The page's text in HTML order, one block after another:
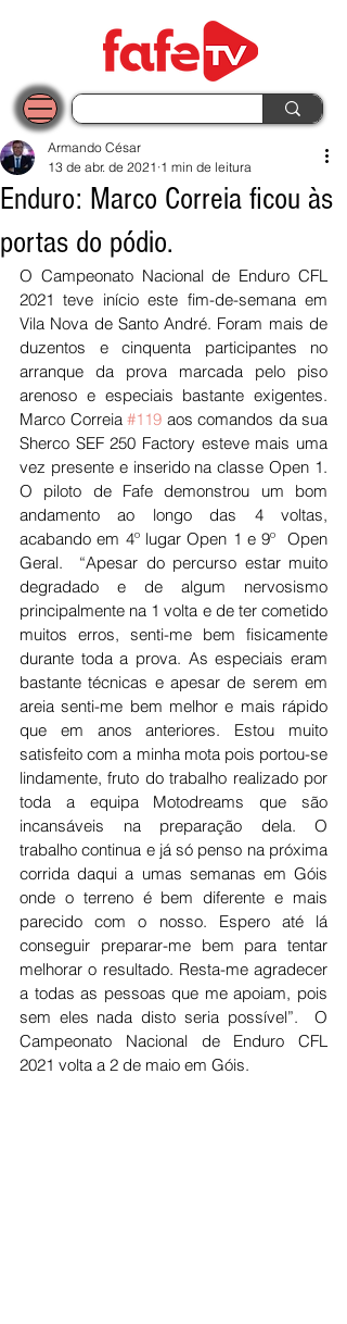
Enduro: Marco Correia ficou às
portas do pódio.
Armando César
13 de abr. de 2021 1 min de leitura
O Campeonato Nacional de Enduro CFL
2021 teve início este fim-de-semana em
Vila Nova de Santo André. Foram mais de
duzentos e cinquenta participantes no
arranque da prova marcada pelo piso
arenoso e especiais bastante exigentes.
Marco Correia #119 aos comandos da sua
Sherco SEF 250 Factory esteve mais uma
vez presente e inserido na classe Open 1.
O piloto de Fafe demonstrou um bom
andamento ao longo das 4 voltas,
acabando em 4º lugar Open 1 e 9º  Open
Geral.  “Apesar do percurso estar muito
degradado e de algum nervosismo
principalmente na 1 volta e de ter cometido
muitos erros, senti-me bem fisicamente
durante toda a prova. As especiais eram
bastante técnicas e apesar de serem em
areia senti-me bem melhor e mais rápido
que em anos anteriores. Estou muito
satisfeito com a minha mota pois portou-se
lindamente, fruto do trabalho realizado por
toda a equipa Motodreams que são
incansáveis na preparação dela. O
trabalho continua e já só penso na próxima
corrida daqui a umas semanas em Góis
onde o terreno é bem diferente e mais
parecido com o nosso. Espero até lá
conseguir preparar-me bem para tentar
melhorar o resultado. Resta-me agradecer
a todas as pessoas que me apoiam, pois
sem eles nada disto seria possível”.  O
Campeonato Nacional de Enduro CFL
2021 volta a 2 de maio em Góis.